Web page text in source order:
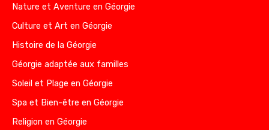
Nature et Aventure en Géorgie
Culture et Art en Géorgie
Histoire de la Géorgie
Géorgie adaptée aux familles
Soleil et Plage en Géorgie
Spa et Bien-être en Géorgie
Religion en Géorgie